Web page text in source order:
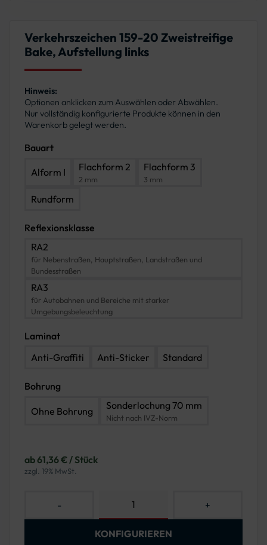
Verkehrszeichen 159-20 Zweistreifige
Bake, Aufstellung links
Hinweis:
Optionen anklicken zum Auswählen oder Abwählen.
Nur vollständig konfigurierte Produkte können in den
Warenkorb gelegt werden.
Bauart
Alform I Flachform 2
2 mm
Flachform 3
3 mm
Rundform
Reflexionsklasse
RA2
für Nebenstraßen, Hauptstraßen, Landstraßen und
Bundesstraßen
RA3
für Autobahnen und Bereiche mit starker
Umgebungsbeleuchtung
Laminat
Anti-Graffiti
Anti-Sticker Standard
Bohrung
Ohne Bohrung Sonderlochung 70 mm
Nicht nach IVZ-Norm
ab 61,36 € / Stück
zzgl. 19% MwSt.
- +
KONFIGURIEREN